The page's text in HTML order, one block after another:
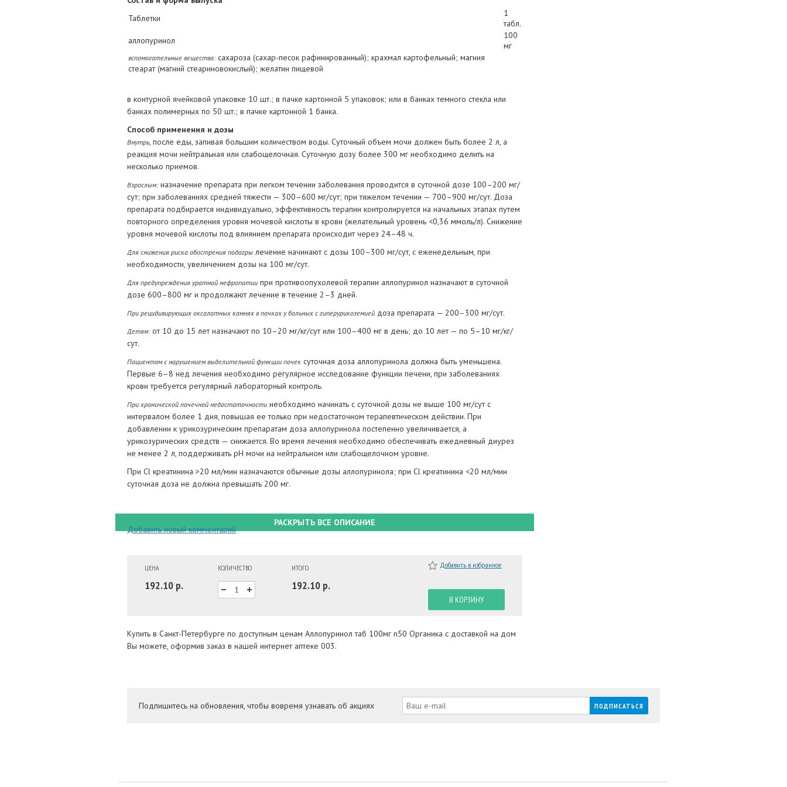
Таблетки
1
табл.
аллопуринол
100
мг
вспомогательные вещества:сахароза (сахар-песок рафинированный); крахмал картофельный; магния
стеарат (магний стеариновокислый); желатин пищевой
в контурной ячейковой упаковке 10 шт.; в пачке картонной 5 упаковок; или в банках темного стекла или
банках полимерных по 50 шт.; в пачке картонной 1 банка.
Способ применения и дозы
Внутрь, после еды, запивая большим количеством воды. Суточный объем мочи должен быть более 2 л, а
реакция мочи нейтральная или слабощелочная. Суточную дозу более 300 мг необходимо делить на
несколько приемов.
Взрослым:назначение препарата при легком течении заболевания проводится в суточной дозе 100–200 мг/
сут; при заболеваниях средней тяжести — 300–600 мг/сут; при тяжелом течении — 700–900 мг/сут. Доза
препарата подбирается индивидуально, эффективность терапии контролируется на начальных этапах путем
повторного определения уровня мочевой кислоты в крови (желательный уровень <0,36 ммоль/л). Снижение
уровня мочевой кислоты под влиянием препарата происходит через 24–48 ч.
Для снижения риска обострения подагры лечение начинают с дозы 100–300 мг/сут, с еженедельным, при
необходимости, увеличением дозы на 100 мг/сут.
Для предупреждения уратной нефропатии при противоопухолевой терапии аллопуринол назначают в суточной
дозе 600–800 мг и продолжают лечение в течение 2–3 дней.
При рецидивирующих оксалатных камнях в почках у больных с гиперурикоземией доза препарата — 200–300 мг/сут.
Детям:от 10 до 15 лет назначают по 10–20 мг/кг/сут или 100–400 мг в день; до 10 лет — по 5–10 мг/кг/
сут.
Пациентам с нарушением выделительной функции почек суточная доза аллопуринола должна быть уменьшена.
Первые 6–8 нед лечения необходимо регулярное исследование функции печени, при заболеваниях
крови требуется регулярный лабораторный контроль.
При хронической почечной недостаточности необходимо начинать с суточной дозы не выше 100 мг/сут с
интервалом более 1 дня, повышая ее только при недостаточном терапевтическом действии. При
добавлении к урикозурическим препаратам доза аллопуринола постепенно увеличивается, а
урикозурических средств — снижается. Во время лечения необходимо обеспечивать ежедневный диурез
не менее 2 л, поддерживать рН мочи на нейтральном или слабощелочном уровне.
При Cl креатинина >20 мл/мин назначаются обычные дозы аллопуринола; при Сl креатинина <20 мл/мин
суточная доза не должна превышать 200 мг.
РАСКРЫТЬ ВСЕ ОПИСАНИЕ
Добавить новый комментарий
ЦЕНА
192.10 р.
КОЛИЧЕСТВО ИТОГО
192.10 р.
Добавить в избранное
В КОРЗИНУ
Купить в Санкт-Петербурге по доступным ценам Аллопуринол таб 100мг n50 Органика с доставкой на дом
Вы можете, оформив заказ в нашей интернет аптеке 003.
Подпишитесь на обновления, чтобы вовремя узнавать об акциях